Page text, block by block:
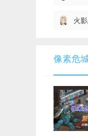
火
像素危